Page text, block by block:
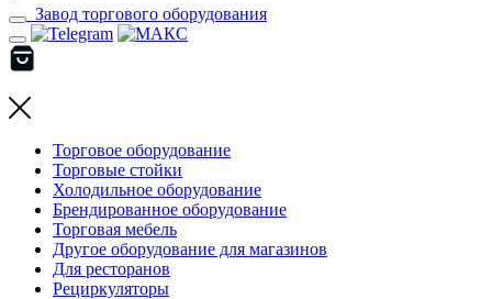
Завод торгового оборудования
Торговое оборудование
Торговые стойки
Холодильное оборудование
Брендированное оборудование
Торговая мебель
Другое оборудование для магазинов
Для ресторанов
Рециркуляторы